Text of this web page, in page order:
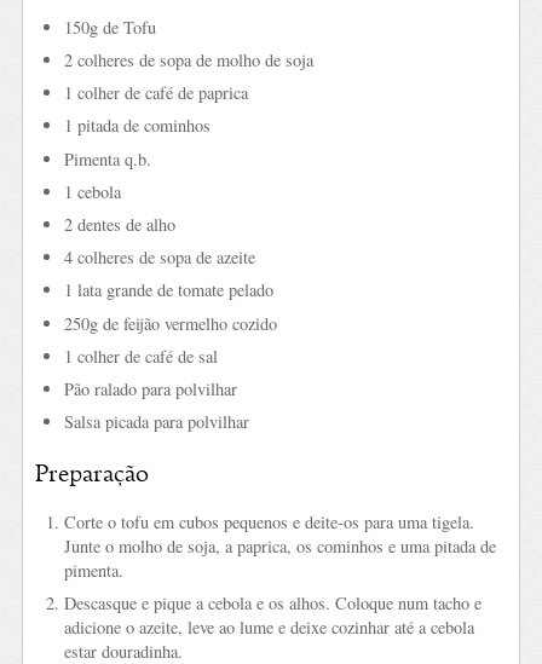
150g de Tofu
2 colheres de sopa de molho de soja
1 colher de café de paprica
1 pitada de cominhos
Pimenta q.b.
1 cebola
2 dentes de alho
4 colheres de sopa de azeite
1 lata grande de tomate pelado
250g de feijão vermelho cozido
1 colher de café de sal
Pão ralado para polvilhar
Salsa picada para polvilhar
Preparação
Corte o tofu em cubos pequenos e deite-os para uma tigela.
Junte o molho de soja, a paprica, os cominhos e uma pitada de
pimenta.
Descasque e pique a cebola e os alhos. Coloque num tacho e
adicione o azeite, leve ao lume e deixe cozinhar até a cebola
estar douradinha.